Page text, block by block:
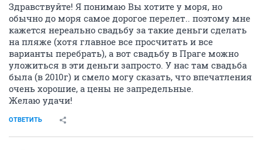
Здравствуйте! Я понимаю Вы хотите у моря, но
обычно до моря самое дорогое перелет.. поэтому мне
кажется нереально свадьбу за такие деньги сделать
на пляже (хотя главное все просчитать и все
варианты перебрать), а вот свадьбу в Праге можно
уложиться в эти деньги запросто. У нас там свадьба
была (в 2010г) и смело могу сказать, что впечатления
очень хорошие, а цены не запредельные.
Желаю удачи!
ОТВЕТИТЬ